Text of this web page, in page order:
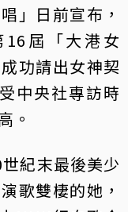
」日前宣布，
16屆「大港女
功請出女神契
中央社專訪時
。
紀末最後美少
歌雙棲的她，